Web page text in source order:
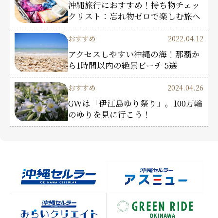
沖縄旅行におすすめ！持ち物チェッ
クリスト：忘れ物ゼロで楽しむ旅へ
おすすめ 2022.04.12
アクセスしやすい沖縄の海！那覇か
ら1時間以内の絶景ビーチ 5選
おすすめ 2024.04.26
GWは「伊江島ゆり祭り」。100万輪
のゆりを見に行こう！